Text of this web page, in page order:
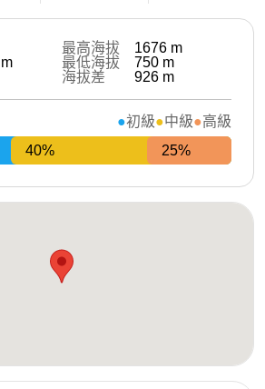
m
最高海拔 1676 m
最低海拔
750 m
海拔差
926 m
初級 中級
高級
40% 25%